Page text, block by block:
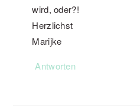
wird, oder?!
Herzlichst
Marijke
Antworten